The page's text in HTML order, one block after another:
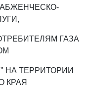
ГАЗА
НА ТЕРРИТОРИИ
КРАЯ